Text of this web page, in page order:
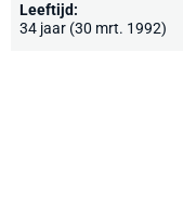
Leeftijd:
34 jaar (30 mrt. 1992)